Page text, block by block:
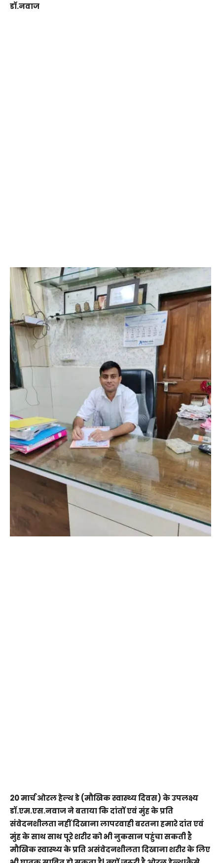
डॉ.नवाज
20 मार्च ओरल हेल्थ डे (मौखिक स्वास्थ्य दिवस) के उपलक्ष्य
डॉ.एम.एस.नवाज ने बताया कि दांतों एवं मुंह के प्रति
संवेदनशीलता नहीं दिखाना लापरवाही बरतना हमारे दांत एवं
मुंह के साथ साथ पूरे शरीर को भी नुकसान पहुंचा सकती है
मौखिक स्वास्थ्य के प्रति असंवेदनशीलता दिखाना शरीर के लिए